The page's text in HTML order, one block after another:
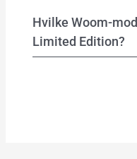
Hvilke Woom-
Limited Edition?